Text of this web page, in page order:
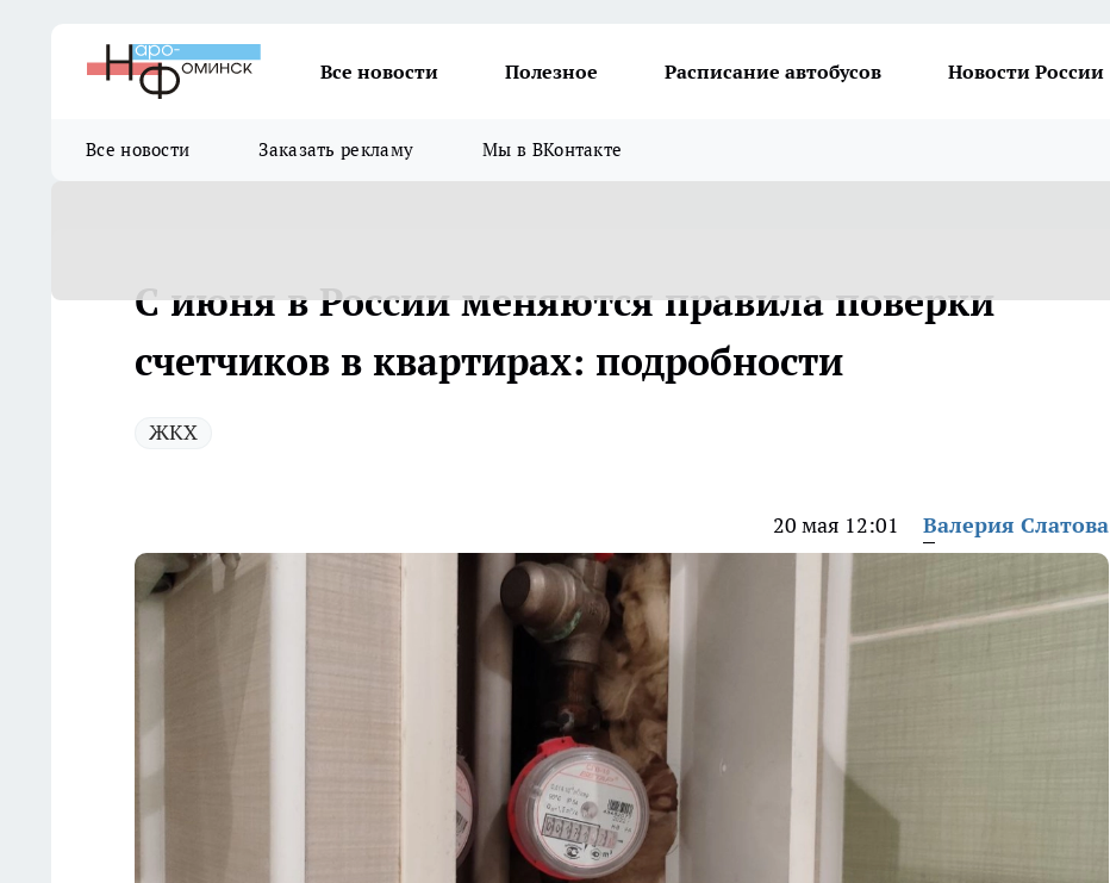
Все новости Полезное Расписание автобусов Новости России
Все новости Заказать рекламу Мы в ВКонтакте
С июня в России меняются правила поверки
счетчиков в квартирах: подробности
ЖКХ
20 мая 12:01 Валерия Слатова